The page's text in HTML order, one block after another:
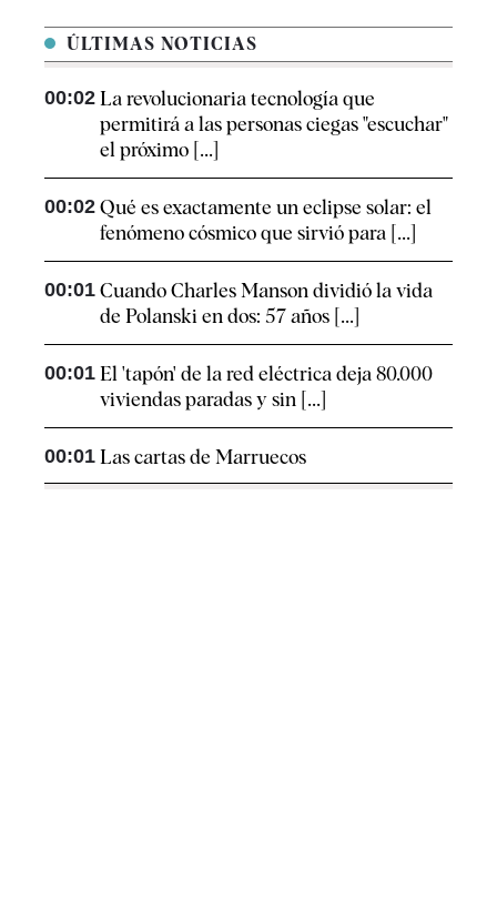
ÚLTIMAS NOTICIAS
00:02 La revolucionaria tecnología que
permitirá a las personas ciegas "escuchar"
el próximo [...]
00:02 Qué es exactamente un eclipse solar: el
fenómeno cósmico que sirvió para [...]
00:01 Cuando Charles Manson dividió la vida
de Polanski en dos: 57 años [...]
00:01 El 'tapón' de la red eléctrica deja 80.000
viviendas paradas y sin [...]
00:01 Las cartas de Marruecos